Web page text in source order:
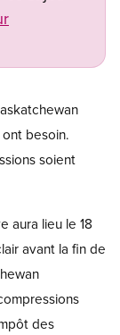
besoin.
soient
aura lieu le 18
avant la fin de
des